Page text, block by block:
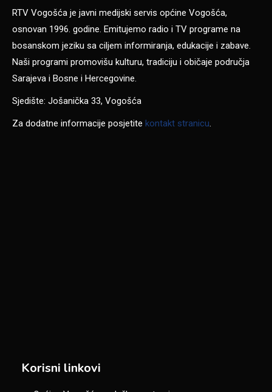
RTV Vogošća je javni medijski servis općine Vogošća,
osnovan 1996. godine. Emitujemo radio i TV programe na
bosanskom jeziku sa ciljem informiranja, edukacije i zabave.
Naši programi promovišu kulturu, tradiciju i običaje područja
Sarajeva i Bosne i Hercegovine.
Sjedište: Jošanička 33, Vogošća
Za dodatne informacije posjetite kontakt stranicu
Korisni linkovi